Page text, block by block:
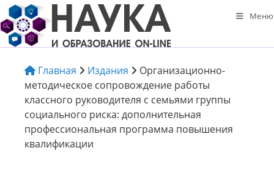
Перейти
к
содержимому
Меню
Главная Издания
Организационно-
методическое сопровождение работы
классного руководителя с семьями группы
социального риска: дополнительная
профессиональная программа повышения
квалификации